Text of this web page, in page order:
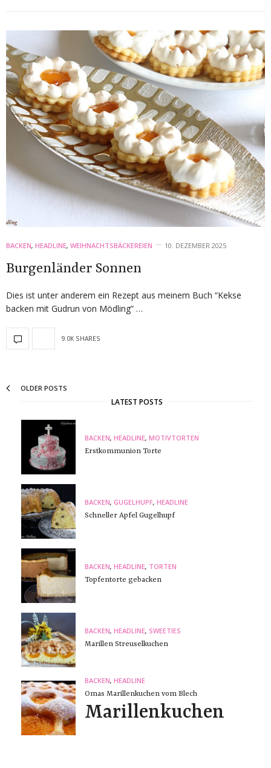
BACKEN, HEADLINE, WEIHNACHTSBÄCKEREIEN 10. DEZEMBER 2025
Burgenländer Sonnen
Dies ist unter anderem ein Rezept aus meinem Buch “Kekse
backen mit Gudrun von Mödling” …
9.0K SHARES
OLDER POSTS
LATEST POSTS
BACKEN, HEADLINE, MOTIVTORTEN
Erstkommunion Torte
BACKEN, GUGELHUPF, HEADLINE
Schneller Apfel Gugelhupf
BACKEN, HEADLINE, TORTEN
Topfentorte gebacken
BACKEN, HEADLINE, SWEETIES
Marillen Streuselkuchen
BACKEN, HEADLINE
Omas Marillenkuchen vom Blech
Marillenkuchen